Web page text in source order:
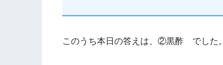
このうち本日の答えは、②黒酢 でした。